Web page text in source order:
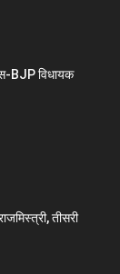
BJP विधायक
तीसरी